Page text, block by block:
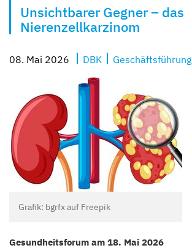
Kompetent und zugewandt
Mit besten Aussichten
Sicher und geborgen
Erzähl sie uns auf
Unsichtbarer Gegner – das
Nierenzellkarzinom
08. Mai 2026 DBK Geschäftsführung
Grafik: bgrfx auf Freepik
Gesundheitsforum am 18. Mai 2026